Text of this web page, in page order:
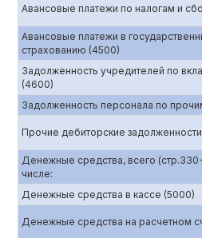
Авансовые платежи по налогам и
Авансовые платежи в
страхованию (4500)
Задолженность учредителей по
(4600)
Задолженность персонала по
Прочие дебиторские
Денежные средства, всего
числе:
Денежные средства в кассе (5000)
Денежные средства на расчетном